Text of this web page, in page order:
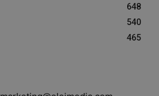
648
540
465